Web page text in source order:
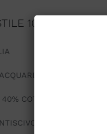
100% MADE IN
COTONE, 30%